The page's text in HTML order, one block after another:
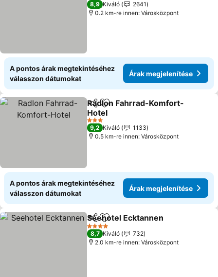
8,9 Kiváló
2641
0.2 km-re innen: Városközpont
A pontos árak megtekintéséhez
válasszon dátumokat
Árak megjelenítése
Megosztás
Hozzáadás a kedvencekhez
Radlon Fahrrad-Komfort-
Hotel
Árak megjelenítése
3 Kategória
9,2 Kiváló
1133
0.5 km-re innen: Városközpont
A pontos árak megtekintéséhez
válasszon dátumokat
Árak megjelenítése
Megosztás
Hozzáadás a kedvencekhez
Seehotel Ecktannen
4 Kategória
8,7 Kiváló
732
2.0 km-re innen: Városközpont